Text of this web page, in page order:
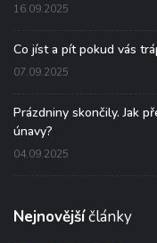
16.09.2025
Co jíst a pít pokud vás
07.09.2025
Prázdniny skončily. Jak
únavy?
04.09.2025
Nejnovějšíčlánky